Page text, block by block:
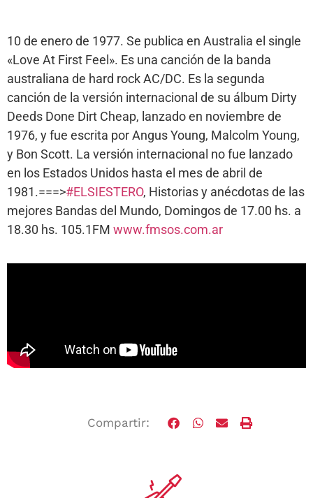
10 de enero de 1977. Se publica en Australia el single
«Love At First Feel». Es una canción de la banda
australiana de hard rock AC/DC. Es la segunda
canción de la versión internacional de su álbum Dirty
Deeds Done Dirt Cheap, lanzado en noviembre de
1976, y fue escrita por Angus Young, Malcolm Young,
y Bon Scott. La versión internacional no fue lanzado
en los Estados Unidos hasta el mes de abril de
1981.===>#ELSIESTERO, Historias y anécdotas de las
mejores Bandas del Mundo, Domingos de 17.00 hs. a
18.30 hs. 105.1FM www.fmsos.com.ar
Compartir: